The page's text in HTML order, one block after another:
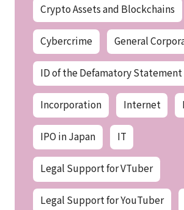
Crypto Assets and Blockchains
Cybercrime General
ID of the Defamatory Statement
Incorporation Internet
IPO in Japan IT
Legal Support for VTuber
Legal Support for YouTuber